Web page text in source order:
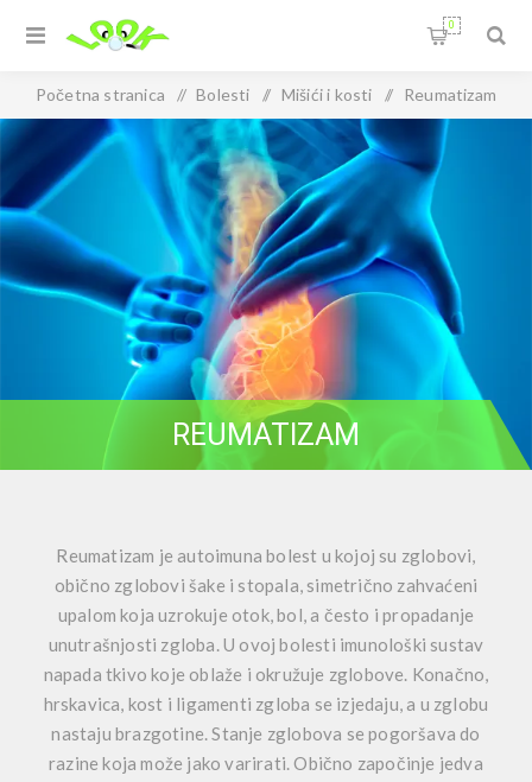
0
Početna stranica / Bolesti / Mišići i kosti / Reumatizam
REUMATIZAM
Reumatizam je autoimuna bolest u kojoj su zglobovi,
obično zglobovi šake i stopala, simetrično zahvaćeni
upalom koja uzrokuje otok, bol, a često i propadanje
unutrašnjosti zgloba. U ovoj bolesti imunološki sustav
napada tkivo koje oblaže i okružuje zglobove. Konačno,
hrskavica, kost i ligamenti zgloba se izjedaju, a u zglobu
nastaju brazgotine. Stanje zglobova se pogoršava do
razine koja može jako varirati. Obično započinje jedva